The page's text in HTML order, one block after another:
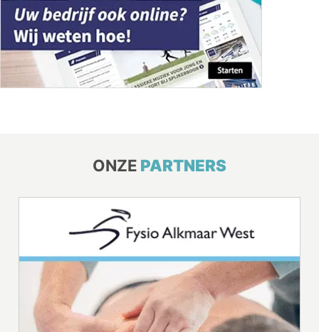
ONZE PARTNERS